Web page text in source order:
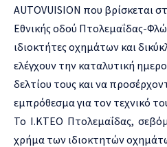
AUTOVUISION που βρίσκεται
Εθνικής οδού Πτολεμαΐδας-
ιδιοκτήτες οχημάτων και
ελέγχουν την καταλυτική
δελτίου τους και να
εμπρόθεσμα για τον τεχνικό
Το Ι.ΚΤΕΟ Πτολεμαΐδας,
χρήμα των ιδιοκτητών